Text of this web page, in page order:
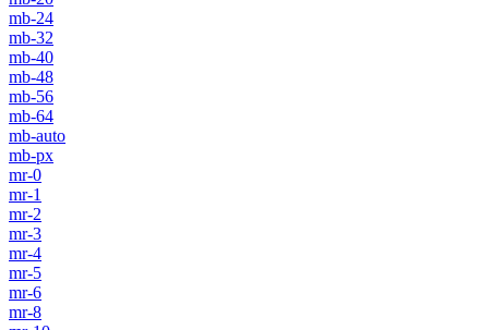
mb-24
mb-32
mb-40
mb-48
mb-56
mb-64
mb-auto
mb-px
mr-0
mr-1
mr-2
mr-3
mr-4
mr-5
mr-6
mr-8